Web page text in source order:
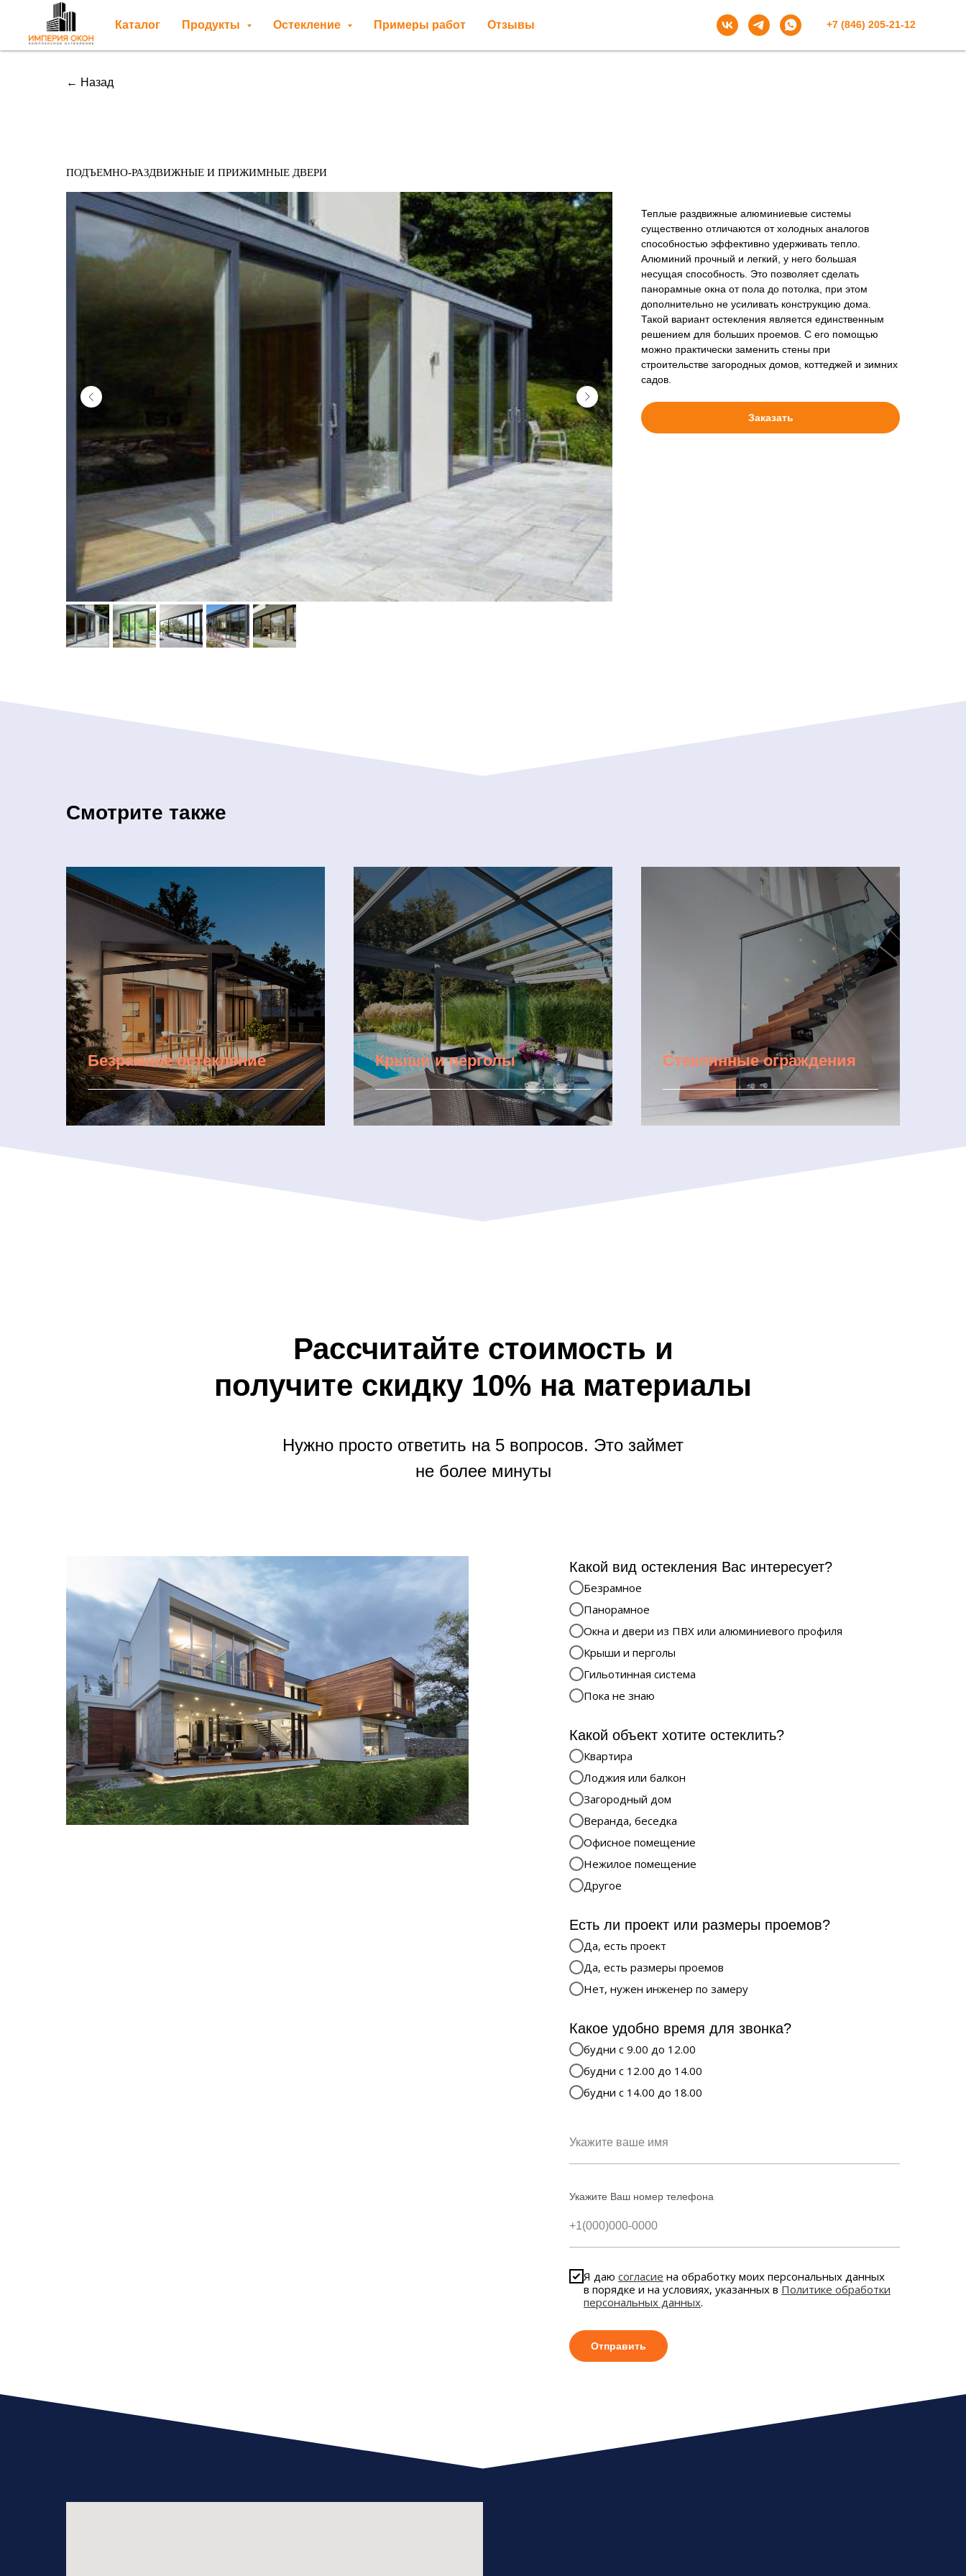
Каталог Продукты Остекление Примеры работ Отзывы +7 (846) 205-21-12
← Назад
ПОДЪЕМНО-РАЗДВИЖНЫЕ И ПРИЖИМНЫЕ ДВЕРИ
Теплые раздвижные алюминиевые системы
существенно отличаются от холодных аналогов
способностью эффективно удерживать тепло.
Алюминий прочный и легкий, у него большая
несущая способность. Это позволяет сделать
панорамные окна от пола до потолка, при этом
дополнительно не усиливать конструкцию дома.
Такой вариант остекления является единственным
решением для больших проемов. С его помощью
можно практически заменить стены при
строительстве загородных домов, коттеджей и зимних
садов.
Заказать
Смотрите также
Безрамное остекление
Подробнее
Крыши и перголы
Подробнее
Стеклянные ограждения
Подробнее
Рассчитайте стоимость и
получите скидку 10% на материалы
Нужно просто ответить на 5 вопросов. Это займет
не более минуты
Какой вид остекления Вас интересует?
Безрамное
Панорамное
Окна и двери из ПВХ или алюминиевого профиля
Крыши и перголы
Гильотинная система
Пока не знаю
Какой объект хотите остеклить?
Квартира
Лоджия или балкон
Загородный дом
Веранда, беседка
Офисное помещение
Нежилое помещение
Другое
Есть ли проект или размеры проемов?
Да, есть проект
Да, есть размеры проемов
Нет, нужен инженер по замеру
Какое удобно время для звонка?
будни с 9.00 до 12.00
будни с 12.00 до 14.00
будни с 14.00 до 18.00
Укажите Ваш номер телефона
Я даю согласие на обработку моих персональных данных
в порядке и на условиях, указанных в Политике обработки
персональных данных.
Отправить